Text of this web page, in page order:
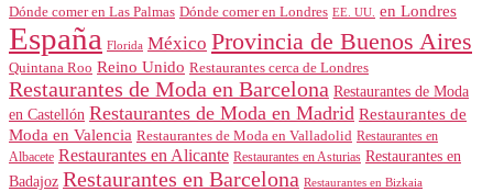
Dónde comer en Las Palmas Dónde comer en Londres EE. UU. en Londres
España Florida México Provincia de Buenos Aires
Quintana Roo Reino Unido Restaurantes cerca de Londres
Restaurantes de Moda en Barcelona Restaurantes de Moda
en Castellón Restaurantes de Moda en Madrid Restaurantes de
Moda en Valencia Restaurantes de Moda en Valladolid Restaurantes en
Albacete Restaurantes en Alicante Restaurantes en Asturias Restaurantes en
Badajoz Restaurantes en Barcelona Restaurantes en Bizkaia